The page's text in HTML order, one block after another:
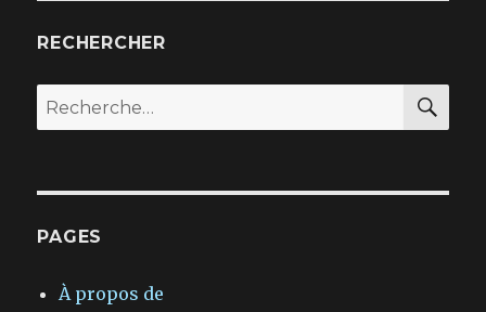
RECHERCHER
Recherche
pour :
PAGES
À propos de